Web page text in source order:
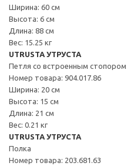
Ширина: 60 см
Высота: 6 см
Длина: 88 см
Вес: 15.25 кг
UTRUSTA УТРУСТА
Петля со встроенным стопором
Номер товара: 904.017.86
Ширина: 20 см
Высота: 15 см
Длина: 21 см
Вес: 0.21 кг
UTRUSTA УТРУСТА
Полка
Номер товара: 203.681.63